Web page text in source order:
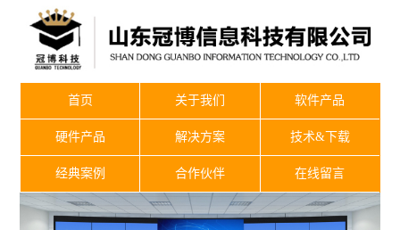
首页 关于我们 软件产品
硬件产品 解决方案 技术&下载
经典案例 合作伙伴 在线留言